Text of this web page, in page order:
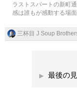
ラストスパートの新町
感は誰もが感動する場面
三杯目 J Soup
最後の